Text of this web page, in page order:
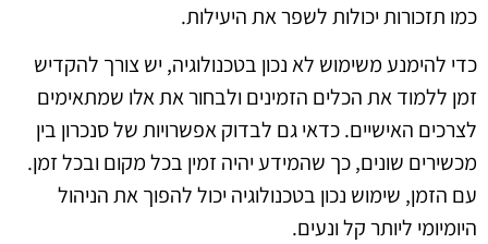
כמו תזכורות יכולות לשפר את היעילות.
כדי להימנע משימוש לא נכון בטכנולוגיה, יש צורך להקדיש
זמן ללמוד את הכלים הזמינים ולבחור את אלו שמתאימים
לצרכים האישיים. כדאי גם לבדוק אפשרויות של סנכרון בין
מכשירים שונים, כך שהמידע יהיה זמין בכל מקום ובכל זמן.
עם הזמן, שימוש נכון בטכנולוגיה יכול להפוך את הניהול
היומיומי ליותר קל ונעים.